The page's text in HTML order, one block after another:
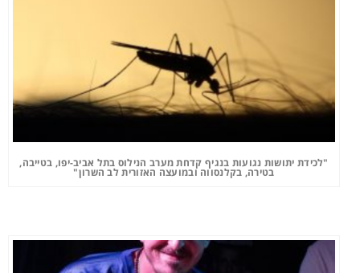
"לכידת יתושות נגועות בנגיף קדחת מערב הנילוס בתל אביב-יפו, בטייבה,
בטירה, בקלנסווה ובמועצה האזורית לב השרון"